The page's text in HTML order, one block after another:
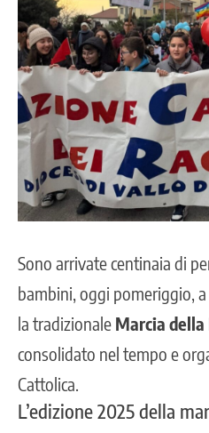
Sono arrivate centinaia di
bambini, oggi pomeriggio, a
la tradizionale Marcia della
consolidato nel tempo e
Cattolica.
L’edizione 2025 della